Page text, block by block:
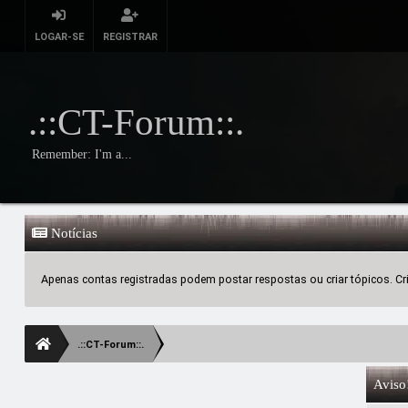
LOGAR-SE REGISTRAR
.::CT-Forum::.
Remember: I'm a...
Notícias
Apenas contas registradas podem postar respostas ou criar tópicos.
.::CT-Forum::.